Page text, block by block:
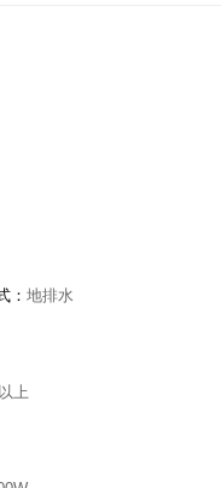
： 地排水
上